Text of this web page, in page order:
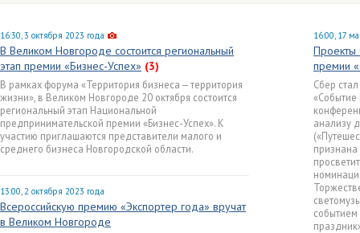
16:30, 3 октября 2023 года
В Великом Новгороде состоится региональный
этап премии «Бизнес-Успех» (3)
В рамках форума «Территория бизнеса — территория
жизни», в Великом Новгороде 20 октября состоится
региональный этап Национальной
предпринимательской премии «Бизнес-Успех». К
участию приглашаются представители малого и
среднего бизнеса Новгородской области.
13:00, 2 октября 2023 года
Всероссийскую премию «Экспортер года» вручат
в Великом Новгороде
16:00, 17
Проекты
премии
Сбер
анализу